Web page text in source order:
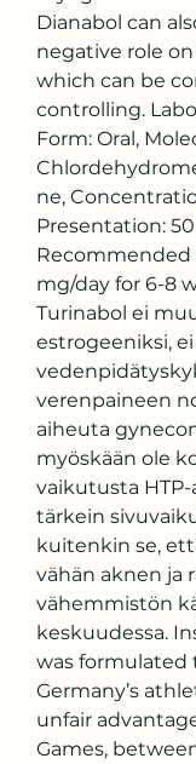
Dianabol can
negative role
which can be
controlling.
Form: Oral,
ne,
Presentation:
Recommended
mg/day for 6-8
Turinabol ei
estrogeeniksi,
verenpaineen
aiheuta
myöskään ole
vaikutusta HTP-
tärkein
kuitenkin se,
vähän aknen ja
vähemmistön
keskuudessa.
was formulated
Germany’s
unfair
Games,